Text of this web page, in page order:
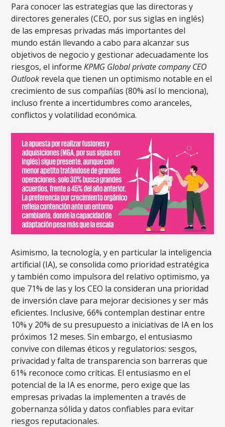
Para conocer las estrategias que las directoras y
directores generales (CEO, por sus siglas en inglés)
de las empresas privadas más importantes del
mundo están llevando a cabo para alcanzar sus
objetivos de negocio y gestionar adecuadamente los
riesgos, el informeKPMG Global private company CEO
Outlook revela que tienen un optimismo notable en el
crecimiento de sus compañías (80% así lo menciona),
incluso frente a incertidumbres como aranceles,
conflictos y volatilidad económica.
Asimismo, la tecnología, y en particular la inteligencia
artificial (IA), se consolida como prioridad estratégica
y también como impulsora del relativo optimismo, ya
que 71% de las y los CEO la consideran una prioridad
de inversión clave para mejorar decisiones y ser más
eficientes. Inclusive, 66% contemplan destinar entre
10% y 20% de su presupuesto a iniciativas de IA en los
próximos 12 meses. Sin embargo, el entusiasmo
convive con dilemas éticos y regulatorios: sesgos,
privacidad y falta de transparencia son barreras que
61% reconoce como críticas. El entusiasmo en el
potencial de la IA es enorme, pero exige que las
empresas privadas la implementen a través de
gobernanza sólida y datos confiables para evitar
riesgos reputacionales.